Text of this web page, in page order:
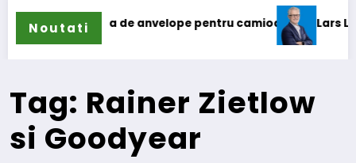
Noutati
gama de anvelope pentru camioane Lars
Tag: Rainer Zietlow
si Goodyear